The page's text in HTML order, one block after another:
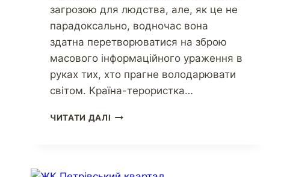
загрозою для людства, але, як це не
парадоксально, водночас вона
здатна перетворюватися на зброю
масового інформаційного ураження в
руках тих, хто прагне володарювати
світом. Країна-терористка…
ЧИТАТИ ДАЛІ